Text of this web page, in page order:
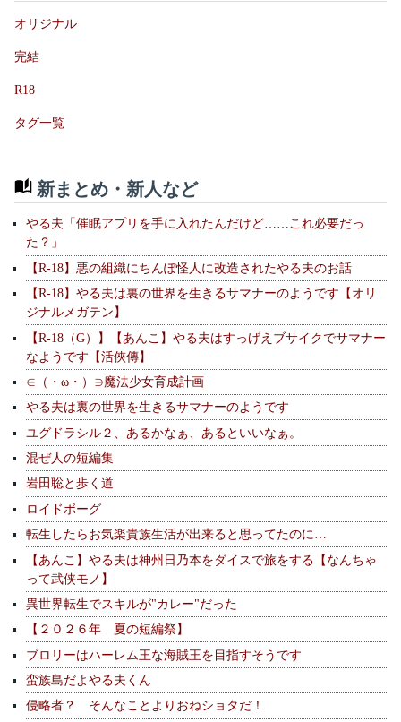
オリジナル
完結
R18
タグ一覧
新まとめ・新人など
やる夫「催眠アプリを手に入れたんだけど……これ必要だっ
た？」
【R-18】悪の組織にちんぽ怪人に改造されたやる夫のお話
【R-18】やる夫は裏の世界を生きるサマナーのようです【オリ
ジナルメガテン】
【R-18（G）】【あんこ】やる夫はすっげえブサイクでサマナー
なようです【活俠傳】
∈（・ω・）∋魔法少女育成計画
やる夫は裏の世界を生きるサマナーのようです
ユグドラシル２、あるかなぁ、あるといいなぁ。
混ぜ人の短編集
岩田聡と歩く道
ロイドボーグ
転生したらお気楽貴族生活が出来ると思ってたのに…
【あんこ】やる夫は神州日乃本をダイスで旅をする【なんちゃ
って武侠モノ】
異世界転生でスキルが"カレー"だった
【２０２６年 夏の短編祭】
ブロリーはハーレム王な海賊王を目指すそうです
蛮族島だよやる夫くん
侵略者？ そんなことよりおねショタだ！